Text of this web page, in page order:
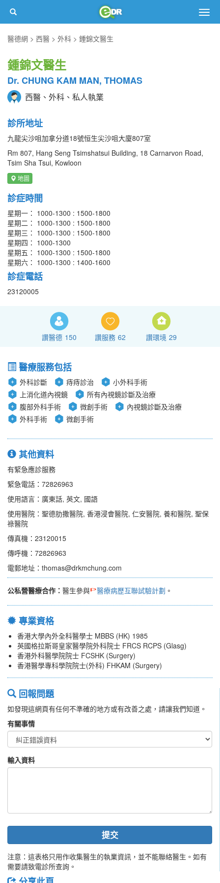
醫德網
西醫 外科 鍾錦文醫生
鍾錦文醫生
Dr. CHUNG KAM MAN, THOMAS
西醫、外科、私人執業
診所地址
九龍尖沙咀加拿分道18號恒生尖沙咀大廈807室
Rm 807, Hang Seng Tsimshatsui Building, 18 Carnarvon Road,
Tsim Sha Tsui, Kowloon
地圖
診症時間
星期一： 1000-1300 : 1500-1800
星期二： 1000-1300 : 1500-1800
星期三： 1000-1300 : 1500-1800
星期四： 1000-1300
星期五： 1000-1300 : 1500-1800
星期六： 1000-1300 : 1400-1600
診症電話
23120005
讚醫德 150 讚服務 62 讚環境 29
醫療服務包括
外科診斷 痔痔診治
小外科手術
上消化道內視鏡
所有內視鏡診斷及治療
腹部外科手術
微創手術
內視鏡診斷及治療
外科手術
微創手術
其他資料
有緊急應診服務
緊急電話：72826963
使用語言：廣東話, 英文, 國語
使用醫院：聖德肋撒醫院, 香港浸會醫院, 仁安醫院, 養和醫院, 聖保
祿醫院
傳真機：23120015
傳呼機：72826963
電郵地址：thomas@drkmchung.com
公私營醫療合作： 醫生參與 醫療病歷互聯試驗計劃 。
專業資格
香港大學內外全科醫學士 MBBS (HK) 1985
英國格拉斯哥皇家醫學院外科院士 FRCS RCPS (Glasg)
香港外科醫學院院士 FCSHK (Surgery)
香港醫學專科學院院士(外科) FHKAM (Surgery)
回報問題
如發現這網頁有任何不準確的地方或有改善之處，請讓我們知道。
有關事情
輸入資料
提交
注意：這表格只用作收集醫生的執業資訊，並不能聯絡醫生。如有
需要請致電診所查詢。